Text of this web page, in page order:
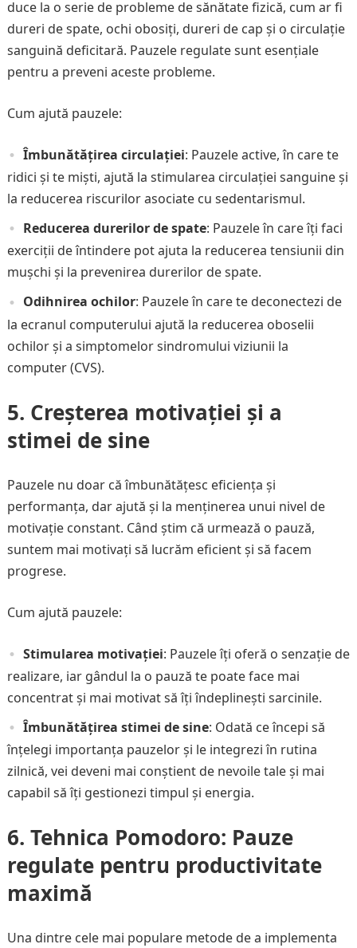
duce la o serie de probleme de sănătate fizică, cum ar fi
dureri de spate, ochi obosiți, dureri de cap și o circulație
sanguină deficitară. Pauzele regulate sunt esențiale
pentru a preveni aceste probleme.
Cum ajută pauzele:
Îmbunătățirea circulației: Pauzele active, în care te
ridici și te miști, ajută la stimularea circulației sanguine și
la reducerea riscurilor asociate cu sedentarismul.
Reducerea durerilor de spate: Pauzele în care îți faci
exerciții de întindere pot ajuta la reducerea tensiunii din
mușchi și la prevenirea durerilor de spate.
Odihnirea ochilor: Pauzele în care te deconectezi de
la ecranul computerului ajută la reducerea oboselii
ochilor și a simptomelor sindromului viziunii la
computer (CVS).
5. Creșterea motivației și a
stimei de sine
Pauzele nu doar că îmbunătățesc eficiența și
performanța, dar ajută și la menținerea unui nivel de
motivație constant. Când știm că urmează o pauză,
suntem mai motivați să lucrăm eficient și să facem
progrese.
Cum ajută pauzele:
Stimularea motivației: Pauzele îți oferă o senzație de
realizare, iar gândul la o pauză te poate face mai
concentrat și mai motivat să îți îndeplinești sarcinile.
Îmbunătățirea stimei de sine: Odată ce începi să
înțelegi importanța pauzelor și le integrezi în rutina
zilnică, vei deveni mai conștient de nevoile tale și mai
capabil să îți gestionezi timpul și energia.
6. Tehnica Pomodoro: Pauze
regulate pentru productivitate
maximă
Una dintre cele mai populare metode de a implementa